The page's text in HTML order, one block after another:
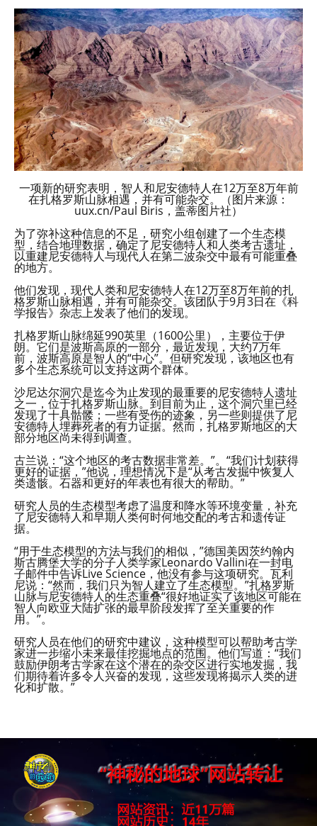
一项新的研究表明，智人和尼安德特人在12万至8万年前
在扎格罗斯山脉相遇，并有可能杂交。（图片来源：
uux.cn/Paul Biris，盖蒂图片社）
为了弥补这种信息的不足，研究小组创建了一个生态模
型，结合地理数据，确定了尼安德特人和人类考古遗址，
以重建尼安德特人与现代人在第二波杂交中最有可能重叠
的地方。
他们发现，现代人类和尼安德特人在12万至8万年前的扎
格罗斯山脉相遇，并有可能杂交。该团队于9月3日在《科
学报告》杂志上发表了他们的发现。
扎格罗斯山脉绵延990英里（1600公里），主要位于伊
朗。它们是波斯高原的一部分，最近发现，大约7万年
前，波斯高原是智人的“中心”。但研究发现，该地区也有
多个生态系统可以支持这两个群体。
沙尼达尔洞穴是迄今为止发现的最重要的尼安德特人遗址
之一，位于扎格罗斯山脉。到目前为止，这个洞穴里已经
发现了十具骷髅；一些有受伤的迹象，另一些则提供了尼
安德特人埋葬死者的有力证据。然而，扎格罗斯地区的大
部分地区尚未得到调查。
古兰说：“这个地区的考古数据非常差。”。“我们计划获得
更好的证据，”他说，理想情况下是“从考古发掘中恢复人
类遗骸。石器和更好的年表也有很大的帮助。”
研究人员的生态模型考虑了温度和降水等环境变量，补充
了尼安德特人和早期人类何时何地交配的考古和遗传证
据。
“用于生态模型的方法与我们的相似，”德国美因茨约翰内
斯古腾堡大学的分子人类学家Leonardo Vallini在一封电
子邮件中告诉Live Science，他没有参与这项研究。瓦利
尼说：“然而，我们只为智人建立了生态模型。”扎格罗斯
山脉与尼安德特人的生态重叠“很好地证实了该地区可能在
智人向欧亚大陆扩张的最早阶段发挥了至关重要的作
用。”。
研究人员在他们的研究中建议，这种模型可以帮助考古学
家进一步缩小未来最佳挖掘地点的范围。他们写道：“我们
鼓励伊朗考古学家在这个潜在的杂交区进行实地发掘，我
们期待着许多令人兴奋的发现，这些发现将揭示人类的进
化和扩散。”